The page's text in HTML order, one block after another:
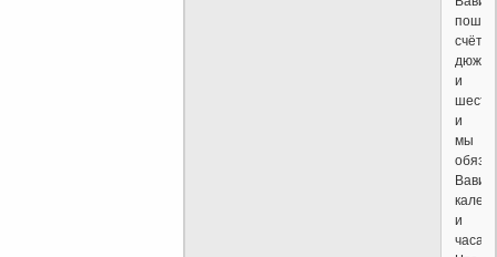
пошёл
счёт
и
и
мы
и